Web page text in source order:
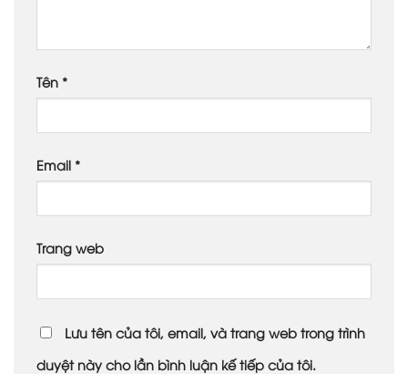
Tên *
Email *
Trang web
Lưu tên của tôi, email, và trang web trong trình
duyệt này cho lần bình luận kế tiếp của tôi.